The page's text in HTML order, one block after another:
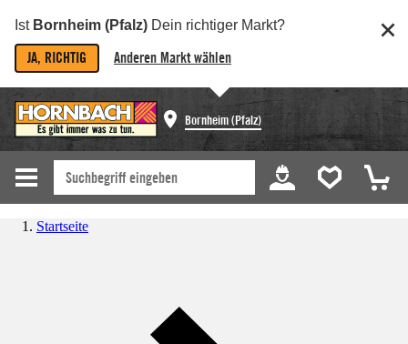
Ist Bornheim (Pfalz) Dein richtiger Markt?
JA, RICHTIG Anderen Markt wählen
Bornheim (Pfalz)
Startseite